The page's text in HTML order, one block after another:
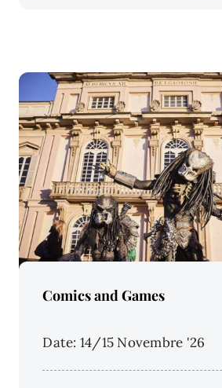
Comics and Games
Date: 14/15 Novembre '26